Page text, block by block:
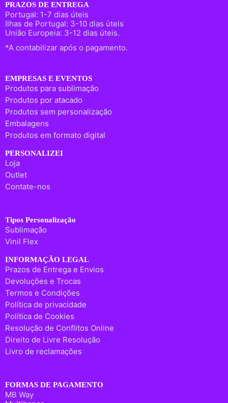
PRAZOS DE ENTREGA
Portugal: 1-7 dias úteis
Ilhas de Portugal: 3-10 dias úteis
União Europeia: 3-12 dias úteis.
*A contabilizar após o pagamento.
EMPRESAS E EVENTOS
Produtos para sublimação
Produtos por atacado
Produtos sem personalização
Embalagens
Produtos em formato digital
PERSONALIZEI
Loja
Outlet
Contate-nos
Tipos Personalização
Sublimação
Vinil Flex
INFORMAÇÃO LEGAL
Prazos de Entrega e Envios
Devoluções e Trocas
Termos e Condições
Política de privacidade
Política de Cookies
Resolução de Conflitos Online
Direito de Livre Resolução
Livro de reclamações
FORMAS DE PAGAMENTO
MB Way